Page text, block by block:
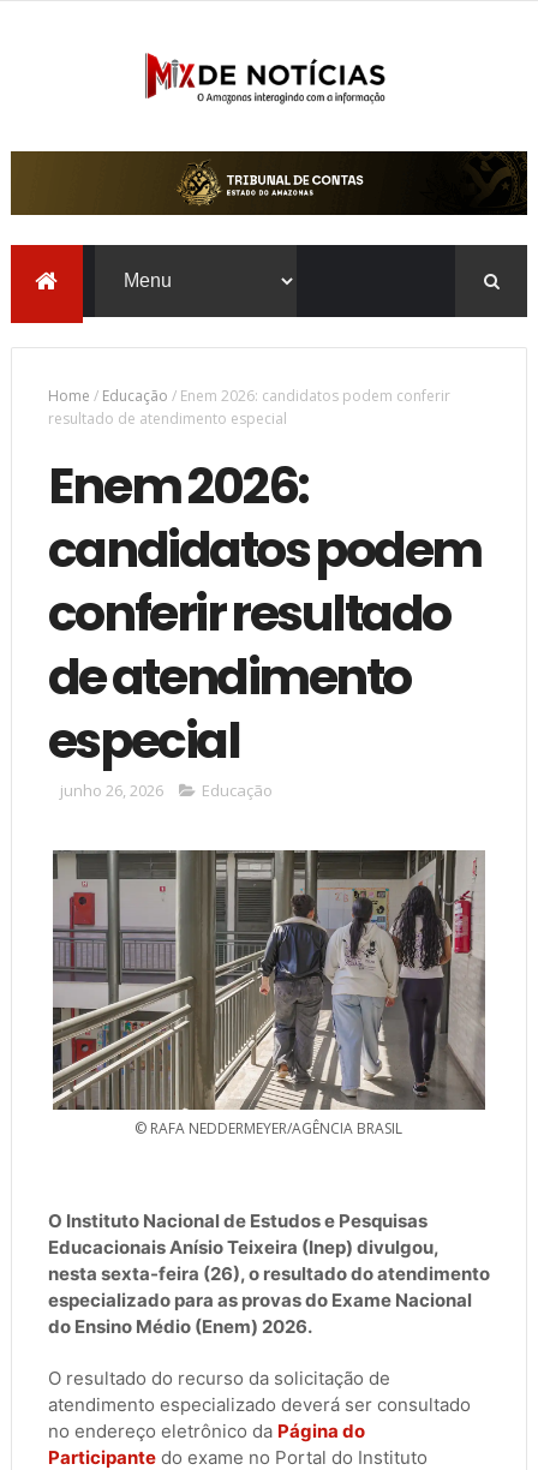
Home / Educação / Enem 2026: candidatos podem conferir
resultado de atendimento especial
Enem 2026:
candidatos podem
conferir resultado
de atendimento
especial
junho 26, 2026 Educação
© RAFA NEDDERMEYER/AGÊNCIA BRASIL
O Instituto Nacional de Estudos e Pesquisas
Educacionais Anísio Teixeira (Inep) divulgou,
nesta sexta-feira (26), o resultado do atendimento
especializado para as provas do Exame Nacional
do Ensino Médio (Enem) 2026.
O resultado do recurso da solicitação de
atendimento especializado deverá ser consultado
no endereço eletrônico da Página do
Participantedo exame no Portal do Instituto